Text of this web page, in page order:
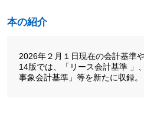
本の紹介
2026年２月１日現在の会計基準
14版では、「リース会計基準 」
事象会計基準」等を新たに収録。